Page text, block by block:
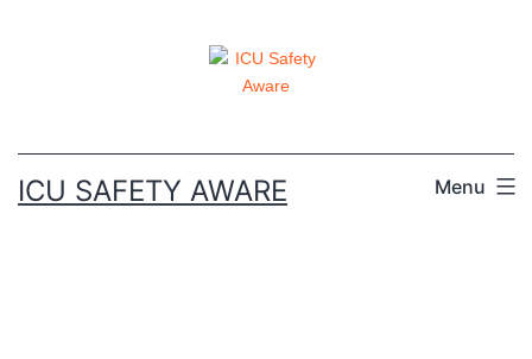
ICU SAFETY AWARE Menu